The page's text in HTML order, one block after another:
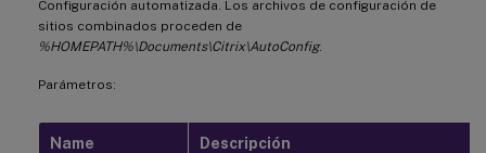
Configuración automatizada. Los archivos de configuración de
sitios combinados proceden de
%HOMEPATH%\Documents\Citrix\AutoConfig.
Parámetros:
Name Descripción